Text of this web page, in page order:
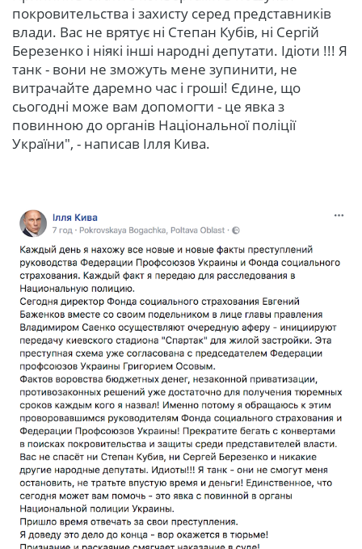
покровительства і захисту серед представників
влади. Вас не врятує ні Степан Кубів, ні Сергій
Березенко і ніякі інші народні депутати. Ідіоти !!! Я
танк - вони не зможуть мене зупинити, не
витрачайте даремно час і гроші! Єдине, що
сьогодні може вам допомогти - це явка з
повинною до органів Національної поліції
України", - написав Ілля Кива.